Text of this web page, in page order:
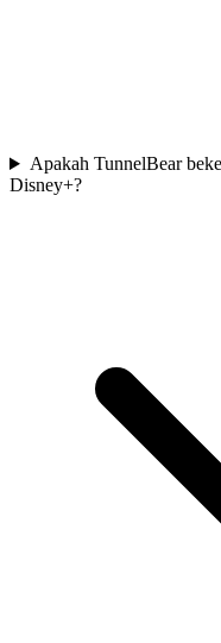
Apakah TunnelBear
Disney+?